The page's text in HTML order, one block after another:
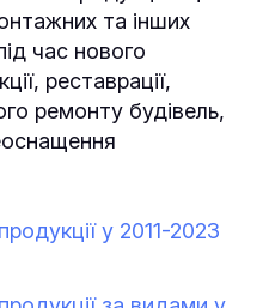
та інших
час нового
реставрації,
ремонту будівель,
у 2011-2023